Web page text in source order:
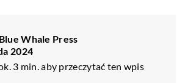
Whale Press
2024
3 min. aby przeczytać ten wpis